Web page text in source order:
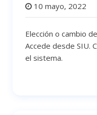
10 mayo, 2022
Elección o cambio
Accede desde SIU.
el sistema.